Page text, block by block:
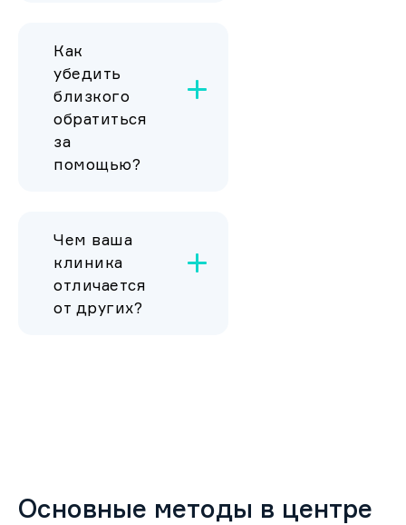
Как
убедить
близкого
обратиться
за
помощью?
Чем ваша
клиника
отличается
от других?
Основные методы в центре